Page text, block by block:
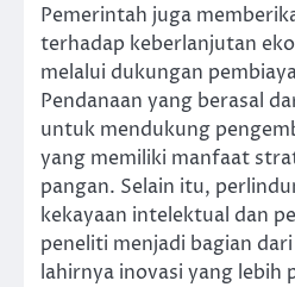
Pemerintah juga
terhadap keberlanjutan
melalui dukungan
Pendanaan yang berasal
untuk mendukung
yang memiliki manfaat
pangan. Selain itu,
kekayaan intelektual dan
peneliti menjadi bagian
lahirnya inovasi yang lebih